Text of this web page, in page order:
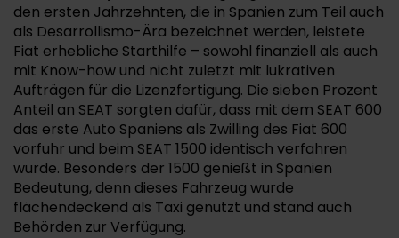
den ersten Jahrzehnten, die in Spanien zum Teil auch
als Desarrollismo-Ära bezeichnet werden, leistete
Fiat erhebliche Starthilfe – sowohl finanziell als auch
mit Know-how und nicht zuletzt mit lukrativen
Aufträgen für die Lizenzfertigung. Die sieben Prozent
Anteil an SEAT sorgten dafür, dass mit dem SEAT 600
das erste Auto Spaniens als Zwilling des Fiat 600
vorfuhr und beim SEAT 1500 identisch verfahren
wurde. Besonders der 1500 genießt in Spanien
Bedeutung, denn dieses Fahrzeug wurde
flächendeckend als Taxi genutzt und stand auch
Behörden zur Verfügung.